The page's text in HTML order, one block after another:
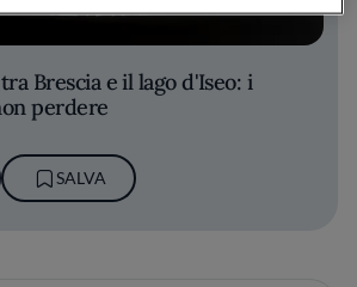
Brescia e il lago d'Iseo: i
perdere
SALVA